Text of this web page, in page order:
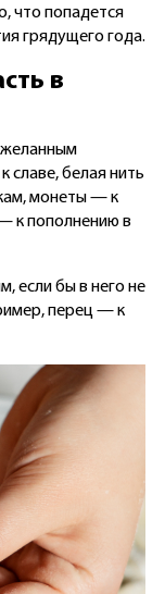
что попадется
грядущего года.
в
желанным
славе, белая нить
монеты — к
к пополнению в
если бы в него не
перец — к